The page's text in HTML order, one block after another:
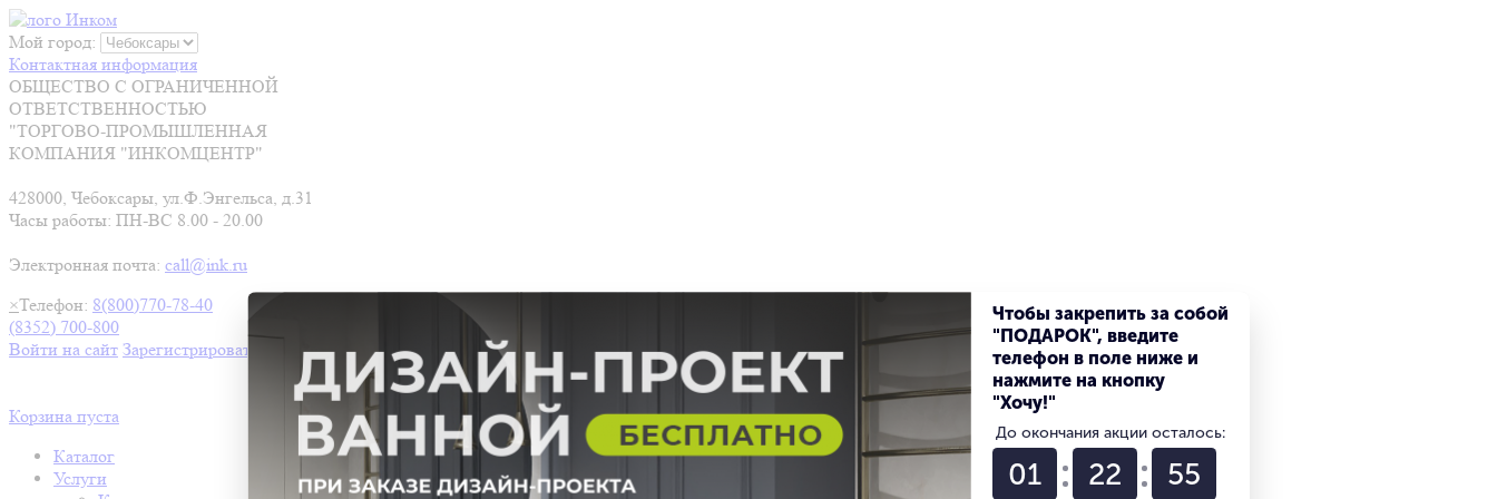
Мой город:
Контактная информация
ОБЩЕСТВО С ОГРАНИЧЕННОЙ
ОТВЕТСТВЕННОСТЬЮ
"ТОРГОВО-ПРОМЫШЛЕННАЯ
КОМПАНИЯ "ИНКОМЦЕНТР"
428000, Чебоксары, ул.Ф.Энгельса, д.31
Часы работы: ПН-ВС 8.00 - 20.00
Электронная почта: call@ink.ru
×Телефон: 8(800)770-78-40
(8352) 700-800
Войти на сайт Зарегистрироваться
Корзина пуста
Каталог
Услуги
Чтобы закрепить за собой
"ПОДАРОК", введите
телефон в поле ниже и
нажмите на кнопку
"Хочу!"
До окончания акции осталось:
01 22 54